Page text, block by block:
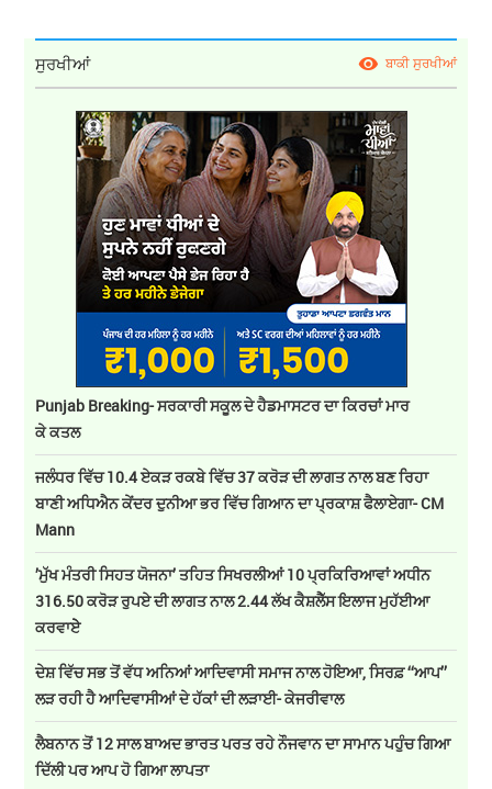
ਸੁਰਖੀਆਂ ਬਾਕੀ ਸੁਰਖੀਆਂ
Punjab Breaking- ਸਰਕਾਰੀ ਸਕੂਲ ਦੇ ਹੈਡਮਾਸਟਰ ਦਾ ਕਿਰਚਾਂ ਮਾਰ
ਕੇ ਕਤਲ
ਜਲੰਧਰ ਵਿੱਚ 10.4 ਏਕੜ ਰਕਬੇ ਵਿੱਚ 37 ਕਰੋੜ ਦੀ ਲਾਗਤ ਨਾਲ ਬਣ ਰਿਹਾ
ਬਾਣੀ ਅਧਿਐਨ ਕੇਂਦਰ ਦੁਨੀਆ ਭਰ ਵਿੱਚ ਗਿਆਨ ਦਾ ਪ੍ਰਕਾਸ਼ ਫੈਲਾਏਗਾ- CM
Mann
’ਮੁੱਖ ਮੰਤਰੀ ਸਿਹਤ ਯੋਜਨਾ’ ਤਹਿਤ ਸਿਖਰਲੀਆਂ 10 ਪ੍ਰਕਿਰਿਆਵਾਂ ਅਧੀਨ
316.50 ਕਰੋੜ ਰੁਪਏ ਦੀ ਲਾਗਤ ਨਾਲ 2.44 ਲੱਖ ਕੈਸ਼ਲੈੱਸ ਇਲਾਜ ਮੁਹੱਈਆ
ਕਰਵਾਏੇ
ਦੇਸ਼ ਵਿੱਚ ਸਭ ਤੋਂ ਵੱਧ ਅਨਿਆਂ ਆਦਿਵਾਸੀ ਸਮਾਜ ਨਾਲ ਹੋਇਆ, ਸਿਰਫ਼ ‘‘ਆਪ’’
ਲੜ ਰਹੀ ਹੈ ਆਦਿਵਾਸੀਆਂ ਦੇ ਹੱਕਾਂ ਦੀ ਲੜਾਈ- ਕੇਜਰੀਵਾਲ
ਲੈਬਨਾਨ ਤੋਂ 12 ਸਾਲ ਬਾਅਦ ਭਾਰਤ ਪਰਤ ਰਹੇ ਨੌਜਵਾਨ ਦਾ ਸਾਮਾਨ ਪਹੁੰਚ ਗਿਆ
ਦਿੱਲੀ ਪਰ ਆਪ ਹੋ ਗਿਆ ਲਾਪਤਾ